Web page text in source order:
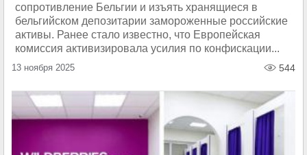
сопротивление Бельгии и изъять хранящиеся в
бельгийском депозитарии замороженные российские
активы. Ранее стало известно, что Европейская
комиссия активизировала усилия по конфискации...
13 ноября 2025 544